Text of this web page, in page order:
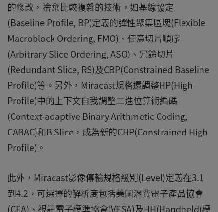
的修改，捨棄比較複雜的技術，如基線協定
(Baseline Profile, BP)定義的彈性聚集區塊(Flexible
Macroblock Ordering, FMO)、任意切片順序
(Arbitrary Slice Ordering, ASO)、冗餘切片
(Redundant Slice, RS)及CBP(Constrained Baseline
Profile)等。另外，Miracast規格還調整HP(High
Profile)中的上下文自我調整二進位算術編碼
(Context-adaptive Binary Arithmetic Coding,
CABAC)和B Slice，成為新的CHP(Constrained High
Profile)。
此外，Miracast影像傳輸規格級別(Level)定義在3.1
到4.2，可選擇的解析度包括美國消費電子產品協會
(CEA)、視訊電子標準協會(VESA)及HH(Handheld)標